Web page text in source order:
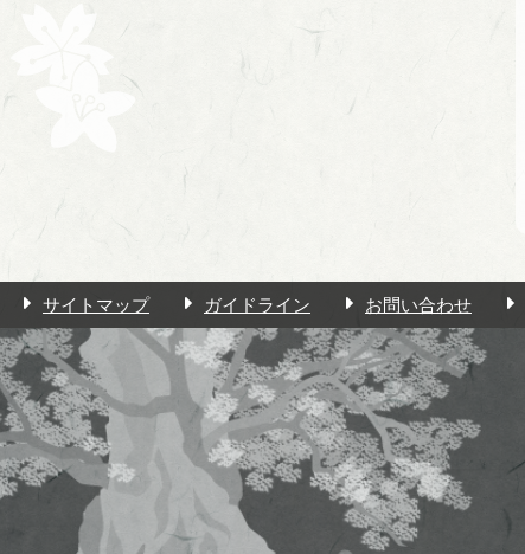
サイトマップ ガイドライン お問い合わせ